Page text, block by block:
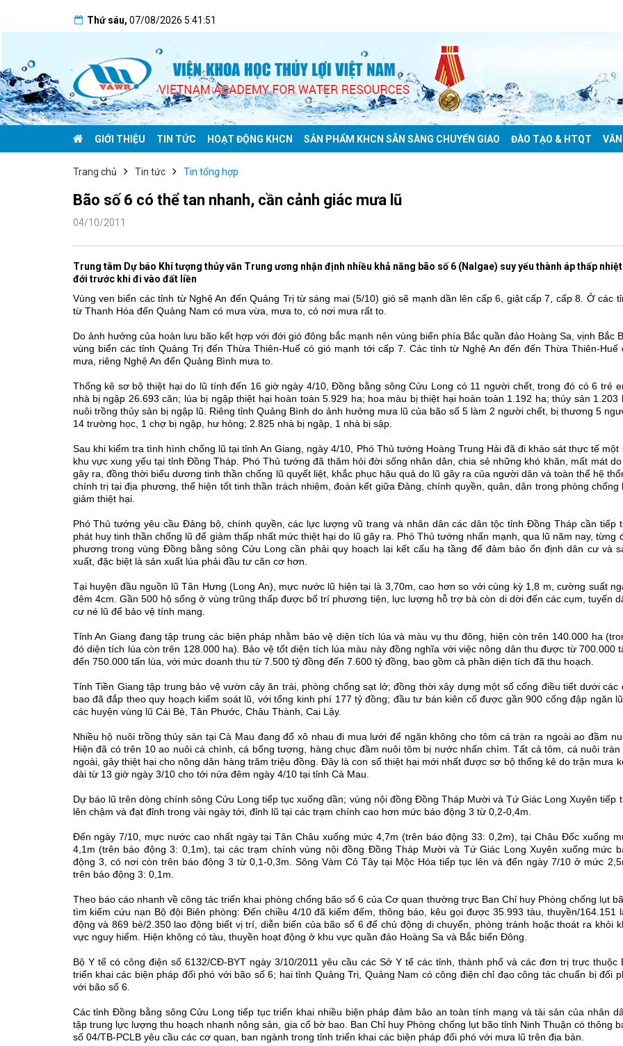
Thứ sáu, 07/08/2026 5:41:52
GIỚI THIỆU TIN TỨC HOẠT ĐỘNG KHCN SẢN PHẨM KHCN SẴN SÀNG CHUYỂN GIAO ĐÀO TẠO & HTQT
Trang chủ Tin tức Tin tổng hợp
Bão số 6 có thể tan nhanh, cần cảnh giác mưa lũ
04/10/2011
Trung tâm Dự báo Khí tượng thủy văn Trung ương nhận định nhiều khả năng bão số 6 (Nalgae) suy yếu thành áp thấp nhiệt
đới trước khi đi vào đất liền
Vùng ven biển các tỉnh từ Nghệ An đến Quảng Trị từ sáng mai (5/10) gió sẽ mạnh dần lên cấp 6, giật cấp 7, cấp 8. Ở các
từ Thanh Hóa đến Quảng Nam có mưa vừa, mưa to, có nơi mưa rất to.
Do ảnh hưởng của hoàn lưu bão kết hợp với đới gió đông bắc mạnh nên vùng biển phía Bắc quần đảo Hoàng Sa, vịnh Bắc
vùng biển các tỉnh Quảng Trị đến Thừa Thiên-Huế có gió mạnh tới cấp 7. Các tỉnh từ Nghệ An đến đến Thừa Thiên-Huế
mưa, riêng Nghệ An đến Quảng Bình mưa to.
Thống kê sơ bộ thiệt hại do lũ tính đến 16 giờ ngày 4/10, Đồng bằng sông Cửu Long có 11 người chết, trong đó có 6 trẻ
nhà bị ngập 26.693 căn; lúa bị ngập thiệt hại hoàn toàn 5.929 ha; hoa màu bị thiệt hại hoàn toàn 1.192 ha; thủy sản 1.203
nuôi trồng thủy sản bị ngập lũ. Riêng tỉnh Quảng Bình do ảnh hưởng mưa lũ của bão số 5 làm 2 người chết, bị thương 5
14 trường học, 1 chợ bị ngập, hư hỏng; 2.825 nhà bị ngập, 1 nhà bị sập.
Sau khi kiểm tra tình hình chống lũ tại tỉnh An Giang, ngày 4/10, Phó Thủ tướng Hoàng Trung Hải đã đi khảo sát thực tế một
khu vực xung yếu tại tỉnh Đồng Tháp. Phó Thủ tướng đã thăm hỏi đời sống nhân dân, chia sẻ những khó khăn, mất mát
gây ra, đồng thời biểu dương tinh thần chống lũ quyết liệt, khắc phục hậu quả do lũ gây ra của người dân và toàn thể hệ
chính trị tại địa phương, thể hiện tốt tinh thần trách nhiệm, đoàn kết giữa Đảng, chính quyền, quân, dân trong phòng chống
giảm thiệt hại.
Phó Thủ tướng yêu cầu Đảng bộ, chính quyền, các lực lượng vũ trang và nhân dân các dân tộc tỉnh Đồng Tháp cần tiếp
phát huy tinh thần chống lũ để giảm thấp nhất mức thiệt hại do lũ gây ra. Phó Thủ tướng nhấn mạnh, qua lũ năm nay, từng
phương trong vùng Đồng bằng sông Cửu Long cần phải quy hoạch lại kết cấu hạ tầng để đảm bảo ổn định dân cư và
xuất, đặc biệt là sản xuất lúa phải đầu tư căn cơ hơn.
Tại huyện đầu nguồn lũ Tân Hưng (Long An), mực nước lũ hiện tại là 3,70m, cao hơn so với cùng kỳ 1,8 m, cường suất
đêm 4cm. Gần 500 hộ sống ở vùng trũng thấp được bố trí phương tiện, lực lượng hỗ trợ bà còn di dời đến các cụm, tuyến
cư né lũ để bảo vệ tính mạng.
Tỉnh An Giang đang tập trung các biện pháp nhằm bảo vệ diện tích lúa và màu vụ thu đông, hiện còn trên 140.000 ha
đó diện tích lúa còn trên 128.000 ha). Bảo vệ tốt diện tích lúa màu này đồng nghĩa với việc nông dân thu được từ 700.000
đến 750.000 tấn lúa, với mức doanh thu từ 7.500 tỷ đồng đến 7.600 tỷ đồng, bao gồm cả phần diện tích đã thu hoạch.
Tỉnh Tiền Giang tập trung bảo vệ vườn cây ăn trái, phòng chống sạt lở; đồng thời xây dựng một số cống điều tiết dưới các
bao đã đắp theo quy hoạch kiểm soát lũ, với tổng kinh phí 177 tỷ đồng; đầu tư bán kiên cố được gần 900 cống đập ngăn
các huyện vùng lũ Cái Bè, Tân Phước, Châu Thành, Cai Lậy.
Nhiều hộ nuôi trồng thủy sản tại Cà Mau đang đổ xô nhau đi mua lưới để ngăn không cho tôm cá tràn ra ngoài ao đầm
Hiện đã có trên 10 ao nuôi cá chình, cá bống tượng, hàng chục đầm nuôi tôm bị nước nhấn chìm. Tất cả tôm, cá nuôi tràn
ngoài, gây thiệt hại cho nông dân hàng trăm triệu đồng. Đây là con số thiệt hại mới nhất được sơ bộ thống kê do trận mưa
dài từ 13 giờ ngày 3/10 cho tới nửa đêm ngày 4/10 tại tỉnh Cà Mau.
Dự báo lũ trên dòng chính sông Cửu Long tiếp tục xuống dần; vùng nội đồng Đồng Tháp Mười và Tứ Giác Long Xuyên tiếp
lên chậm và đạt đỉnh trong vài ngày tới, đỉnh lũ tại các trạm chính cao hơn mức báo động 3 từ 0,2-0,4m.
Đến ngày 7/10, mực nước cao nhất ngày tại Tân Châu xuống mức 4,7m (trên báo động 33: 0,2m), tại Châu Đốc xuống
4,1m (trên báo động 3: 0,1m), tại các trạm chính vùng nội đồng Đồng Tháp Mười và Tứ Giác Long Xuyên xuống mức
động 3, có nơi còn trên báo động 3 từ 0,1-0,3m. Sông Vàm Cỏ Tây tại Mộc Hóa tiếp tục lên và đến ngày 7/10 ở mức
trên báo động 3: 0,1m.
Theo báo cáo nhanh về công tác triển khai phòng chống bão số 6 của Cơ quan thường trực Ban Chỉ huy Phòng chống lụt
tìm kiếm cứu nạn Bộ đội Biên phòng: Đến chiều 4/10 đã kiểm đếm, thông báo, kêu gọi được 35.993 tàu, thuyền/164.151
động và 869 bè/2.350 lao động biết vị trí, diễn biến của bão số 6 để chủ động di chuyển, phòng tránh hoặc thoát ra khỏi
vực nguy hiểm. Hiện không có tàu, thuyền hoạt động ở khu vực quần đảo Hoàng Sa và Bắc biển Đông.
Bộ Y tế có công điện số 6132/CĐ-BYT ngày 3/10/2011 yêu cầu các Sở Y tế các tỉnh, thành phố và các đơn trị trực thuộc
triển khai các biện pháp đối phó với bão số 6; hai tỉnh Quảng Trị, Quảng Nam có công điện chỉ đạo công tác chuẩn bị đối
với bão số 6.
Các tỉnh Đồng bằng sông Cửu Long tiếp tục triển khai nhiều biện pháp đảm bảo an toàn tính mạng và tài sản của nhân
tập trung lực lượng thu hoạch nhanh nông sản, gia cố bờ bao. Ban Chỉ huy Phòng chống lụt bão tỉnh Ninh Thuận có thông
số 04/TB-PCLB yêu cầu các cơ quan, ban ngành trong tỉnh triển khai các biện pháp đối phó với mưa lũ trên địa bàn.